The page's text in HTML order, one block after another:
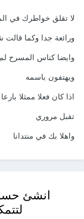
لا تقلق خواطرك في
ورائعة جدا وكما
وايضا كناس المسرح
ويهتفون باسمه
اذا كان فعلا ممثلا
تقبل مروري
واهلا بك في منتدانا
انشئ